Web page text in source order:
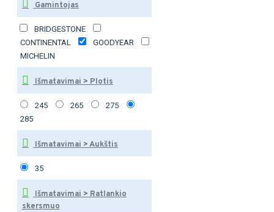
Gamintojas
BRIDGESTONE
CONTINENTAL
GOODYEAR
MICHELIN
Išmatavimai > Plotis
245 265
275
285
Išmatavimai > Aukštis
35
Išmatavimai > Ratlankio
skersmuo